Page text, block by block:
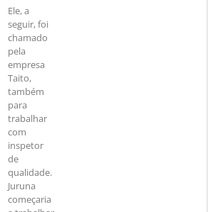
Ele, a
seguir, foi
chamado
pela
empresa
Taito,
também
para
trabalhar
com
inspetor
de
qualidade.
Juruna
começaria